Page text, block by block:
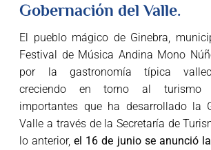
Gobernación del Valle.
El pueblo mágico de Ginebra,
Festival de Música Andina Mono
por la gastronomía típica
creciendo en torno al turismo
importantes que ha desarrollado la
Valle a través de la Secretaría de
lo anterior,el 16 de junio se anunció